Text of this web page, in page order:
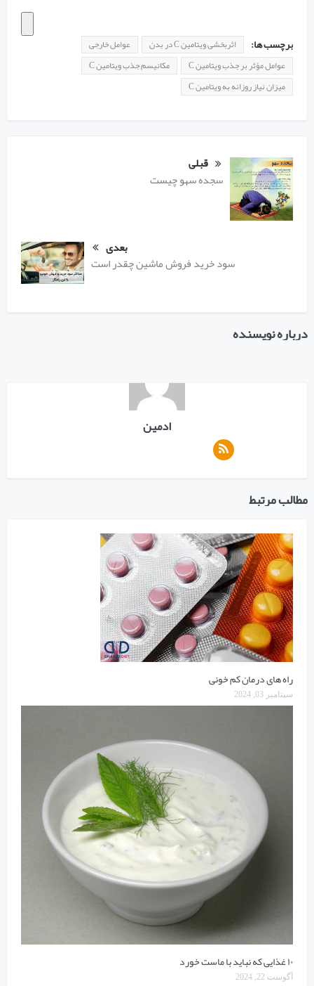
برچسب ها: اثربخشی ویتامین C در بدن
عوامل خارجی
عوامل مؤثر بر جذب ویتامین C
مکانیسم جذب ویتامین C
میزان نیاز روزانه به ویتامین C
قبلی
سجده سهو چیست
بعدی
سود خرید فروش ماشین چقدر است
درباره نویسنده
ادمین
مطالب مرتبط
راه های درمان کم خونی
سپتامبر 03, 2024
۱۰ غذایی که نباید با ماست خورد
آگوست 22, 2024